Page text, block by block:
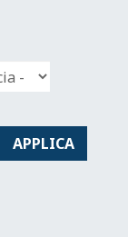
APPLICA